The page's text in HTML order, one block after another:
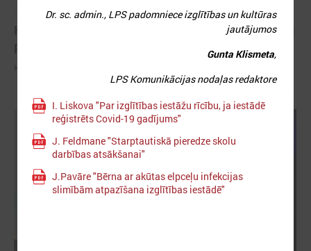
2026. gada 27. janvāris
Komitejā pārrunā aktualitātes darbā ar jauniešiem
Dr. sc. admin., LPS padomniece izglītības un kultūras
jautājumos
Gunta Klismeta,
LPS Komunikācijas nodaļas redaktore
I. Liskova "Par izglītības iestāžu rīcību, ja iestādē
reģistrēts Covid-19 gadījums"
J. Feldmane "Starptautiskā pieredze skolu
darbības atsākšanai"
J.Pavāre "Bērna ar akūtas elpceļu infekcijas
slimībām atpazīšana izglītības iestādē"